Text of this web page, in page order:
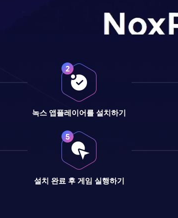
녹스 앱플레이어를 설치하기
설치 완료 후 게임 실행하기